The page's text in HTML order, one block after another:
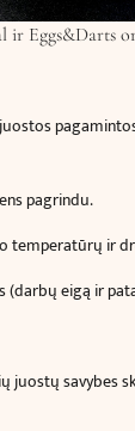
ir Eggs&Darts
pagrindu.
temperatūrų ir
(darbų eigą ir
juostų savybes